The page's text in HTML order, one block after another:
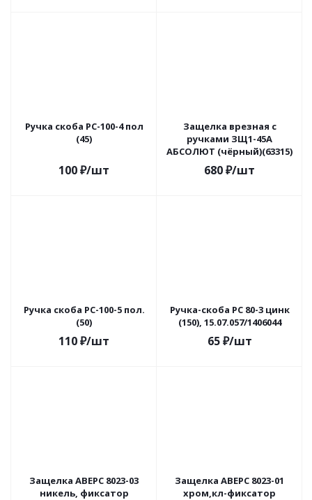
Ручка скоба РС-100-4 пол
(45)
100₽/шт
Защелка врезная с
ручками ЗЩ1-45А
АБСОЛЮТ (чёрный)(63315)
680₽/шт
Ручка скоба РС-100-5 пол.
(50)
110₽/шт
Ручка-скоба РС 80-3 цинк
(150), 15.07.057/1406044
65₽/шт
Защелка АВЕРС 8023-03
никель, фиксатор
Защелка АВЕРС 8023-01
хром,кл-фиксатор